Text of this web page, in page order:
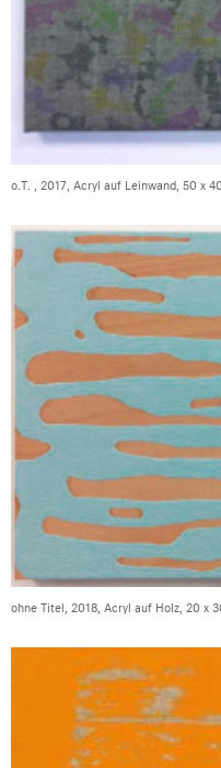
o.T. , 2017, Acryl auf Leinwand, 50 x
ohne Titel, 2018, Acryl auf Holz, 20 x